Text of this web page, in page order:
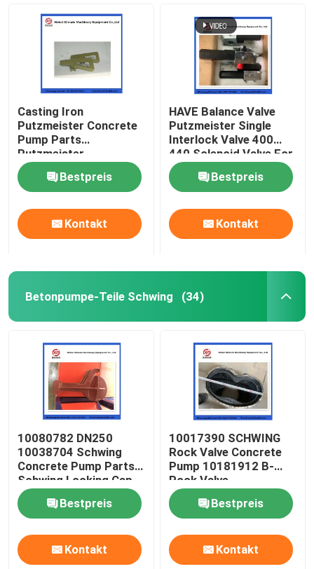
Startseite
Über uns
Fabrik Tour
Qualitätskontrolle
Kontakt
Referenzen
Casting Iron
Putzmeister Concrete
Pump Parts
Putzmeister
Agitatoring Paddles
Bestpreis
Kontakt
HAVE Balance Valve
Putzmeister Single
Interlock Valve 400
440 Solenoid Valve For
Concrete Pump
Bestpreis
Kontakt
Betonpumpe-Teile Schwing (34)
10080782 DN250
10038704 Schwing
Concrete Pump Parts
Schwing Locking Cap
Bestpreis
Kontakt
10017390 SCHWING
Rock Valve Concrete
Pump 10181912 B-
Rock Valve
220/180/10059467
210/180Bestpreis
Kontakt